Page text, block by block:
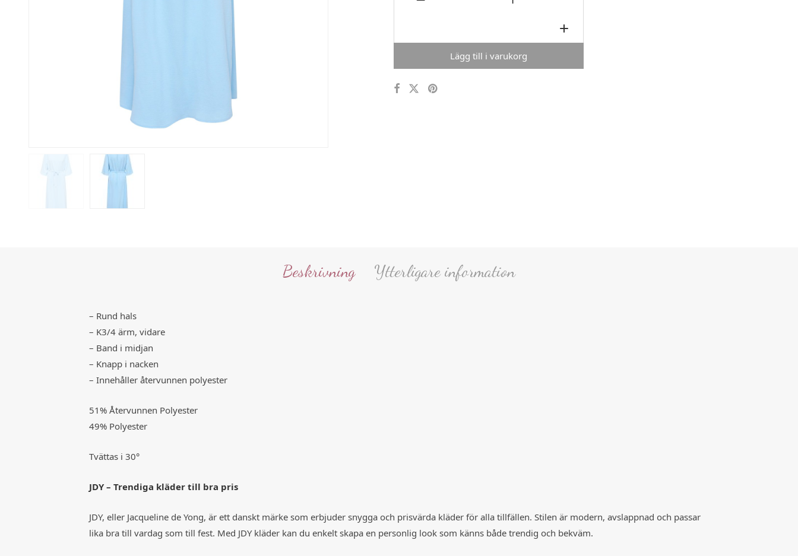
Lägg till i varukorg
Beskrivning Ytterligare information
– Rund hals
– K3/4 ärm, vidare
– Band i midjan
– Knapp i nacken
– Innehåller återvunnen polyester
51% Återvunnen Polyester
49% Polyester
Tvättas i 30°
JDY – Trendiga kläder till bra pris
JDY, eller Jacqueline de Yong, är ett danskt märke som erbjuder snygga och prisvärda kläder för alla tillfällen. Stilen är modern, avslappnad och passar
lika bra till vardag som till fest. Med JDY kläder kan du enkelt skapa en personlig look som känns både trendig och bekväm.